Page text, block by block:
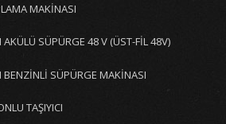
MAKİNASI
AKÜLÜ SÜPÜRGE 48 V (ÜST-FİL 48V)
BENZİNLİ SÜPÜRGE MAKİNASI
TAŞIYICI